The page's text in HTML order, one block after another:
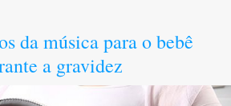
da música para o bebê
a gravidez